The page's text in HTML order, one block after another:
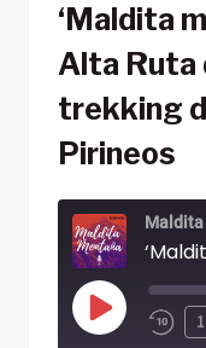
‘Maldita
Alta Ruta
trekking
Pirineos
Reproducir